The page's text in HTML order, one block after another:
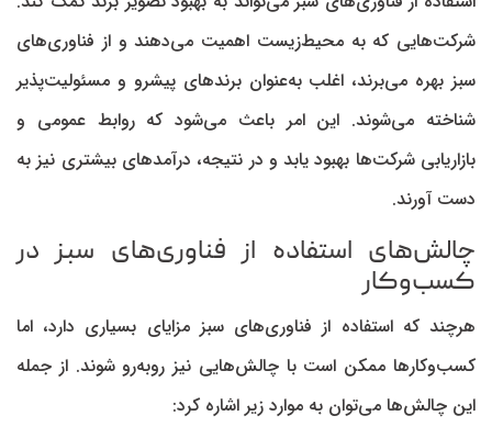
شرکت‌هایی که به محیط‌زیست اهمیت می‌دهند و از فناوری‌های
سبز بهره می‌برند، اغلب به‌عنوان برند‌های پیشرو و مسئولیت‌پذیر
شناخته می‌شوند. این امر باعث می‌شود که روابط عمومی و
بازاریابی شرکت‌ها بهبود یابد و در نتیجه، درآمد‌های بیشتری نیز به
دست آورند.
چالش‌های استفاده از فناوری‌های سبز در
کسب‌وکار
هرچند که استفاده از فناوری‌های سبز مزایای بسیاری دارد، اما
کسب‌وکار‌ها ممکن است با چالش‌هایی نیز روبه‌رو شوند. از جمله
این چالش‌ها می‌توان به موارد زیر اشاره کرد: